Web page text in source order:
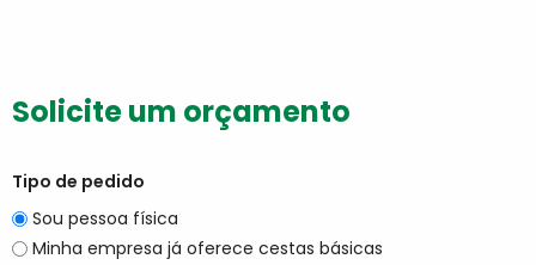
Solicite um orçamento
Tipo de pedido
Sou pessoa física
Minha empresa já oferece cestas básicas